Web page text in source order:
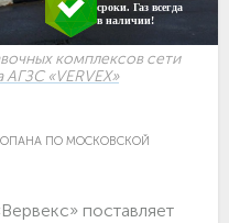
сроки. Газ всегда
в наличии!
комплексов сети
АГЗС «VERVEX»
ПО МОСКОВСКОЙ
поставляет